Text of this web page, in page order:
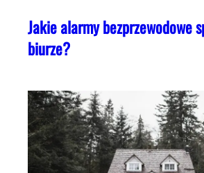
Jakie alarmy bezprzewodowe
biurze?